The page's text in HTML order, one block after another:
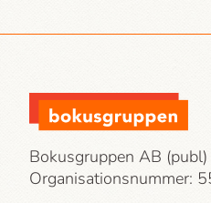
Bokusgruppen AB (publ)
Organisationsnummer: